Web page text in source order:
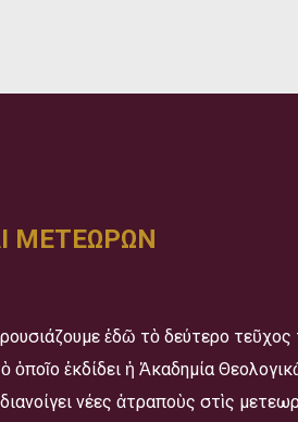
ΜΕΤΕΩΡΩΝ
ἐδῶ τὸ δεύτερο
ὁποῖο ἐκδίδει ἡ Ἀκαδημία
νέες ἀτραποὺς στὶς